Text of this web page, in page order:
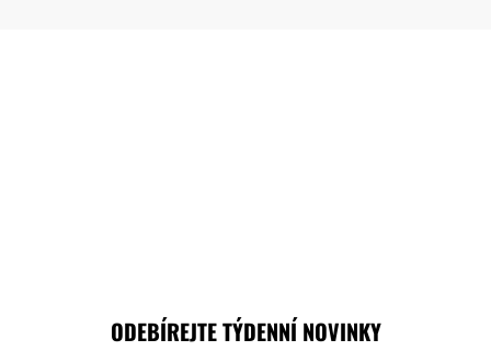
ODEBÍREJTE TÝDENNÍ NOVINKY